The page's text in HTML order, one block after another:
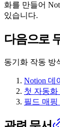
화를 만들어
있습니다.
다음으로
동기화 작동 방
Notion 데
첫 자동화
필드 매핑